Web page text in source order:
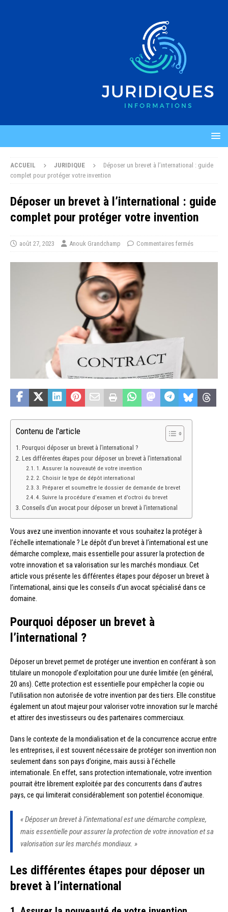
ACCUEIL JURIDIQUE
Déposer un brevet à l’international : guide
complet pour protéger votre invention
Déposer un brevet à l’international : guide
complet pour protéger votre invention
août 27, 2023 Anouk Grandchamp Commentaires fermés
Contenu de l'article
Pourquoi déposer un brevet à l’international ?
Les différentes étapes pour déposer un brevet à l’international
1. Assurer la nouveauté de votre invention
2. Choisir le type de dépôt international
3. Préparer et soumettre le dossier de demande de brevet
4. Suivre la procédure d’examen et d’octroi du brevet
Conseils d’un avocat pour déposer un brevet à l’international
Vous avez une invention innovante et vous souhaitez la protéger à
l’échelle internationale ? Le dépôt d’un brevet à l’international est une
démarche complexe, mais essentielle pour assurer la protection de
votre innovation et sa valorisation sur les marchés mondiaux. Cet
article vous présente les différentes étapes pour déposer un brevet à
l’international, ainsi que les conseils d’un avocat spécialisé dans ce
domaine.
Pourquoi déposer un brevet à
l’international ?
Déposer un brevet permet de protéger une invention en conférant à son
titulaire un monopole d’exploitation pour une durée limitée (en général,
20 ans). Cette protection est essentielle pour empêcher la copie ou
l’utilisation non autorisée de votre invention par des tiers. Elle constitue
également un atout majeur pour valoriser votre innovation sur le marché
et attirer des investisseurs ou des partenaires commerciaux.
Dans le contexte de la mondialisation et de la concurrence accrue entre
les entreprises, il est souvent nécessaire de protéger son invention non
seulement dans son pays d’origine, mais aussi à l’échelle
internationale. En effet, sans protection internationale, votre invention
pourrait être librement exploitée par des concurrents dans d’autres
pays, ce qui limiterait considérablement son potentiel économique.
« Déposer un brevet à l’international est une démarche complexe,
mais essentielle pour assurer la protection de votre innovation et sa
valorisation sur les marchés mondiaux. »
Les différentes étapes pour déposer un
brevet à l’international